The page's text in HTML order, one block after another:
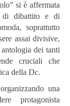
si è affermata
di dibattito e di
soprattutto
assai divisive,
dei tanti
cruciali che
della Dc.
una
protagonista